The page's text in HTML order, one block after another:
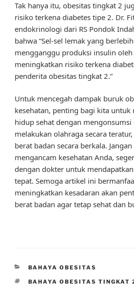
Tak hanya itu, obesitas tingkat 2
risiko terkena diabetes tipe 2. Dr.
endokrinologi dari RS Pondok
bahwa “Sel-sel lemak yang
mengganggu produksi insulin
meningkatkan risiko terkena
penderita obesitas tingkat 2.”
Untuk mencegah dampak buruk
kesehatan, penting bagi kita untuk
hidup sehat dengan
melakukan olahraga secara
berat badan secara berkala.
mengancam kesehatan Anda,
dengan dokter untuk
tepat. Semoga artikel ini
meningkatkan kesadaran akan
berat badan agar tetap sehat dan
CATEGORIES
BAHAYA OBESITAS
TAGS
BAHAYA OBESITAS TINGKAT